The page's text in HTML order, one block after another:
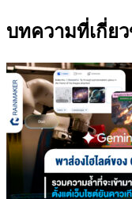
บทความที่เกี่ย